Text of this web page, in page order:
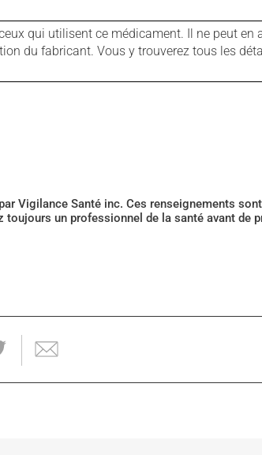
qui utilisent ce médicament. Il ne peut
du fabricant. Vous y trouverez tous les
Vigilance Santé inc. Ces renseignements
un professionnel de la santé avant de